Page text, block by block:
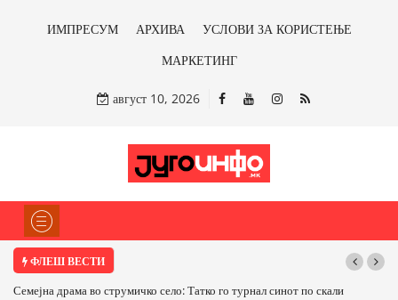
ИМПРЕСУМ АРХИВА
УСЛОВИ ЗА КОРИСТЕЊЕ
МАРКЕТИНГ
август 10, 2026
ФЛЕШ ВЕСТИ
Семејна драма во струмичко село: Татко го турнал синот по скали